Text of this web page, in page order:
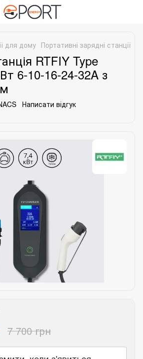
для дому Портативні зарядні станції
RTFIY Type
6-10-16-24-32A з
Написати відгук
7 700 грн